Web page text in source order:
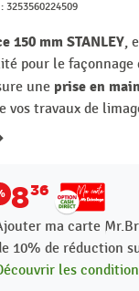
3253560224509
150 mm STANLEY,
pour le
une prise en
vos travaux de
836
ma carte
10%de réduction
les